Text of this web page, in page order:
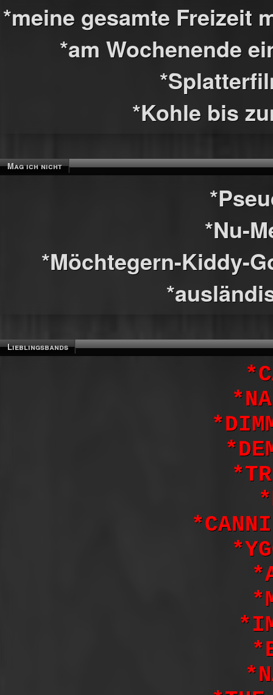
*meine gesamte Freizeit
*am Wochenende
*Kohle bis
Mag ich nicht
*Nu-
*Möchtegern-Kiddy-
Lieblingsbands